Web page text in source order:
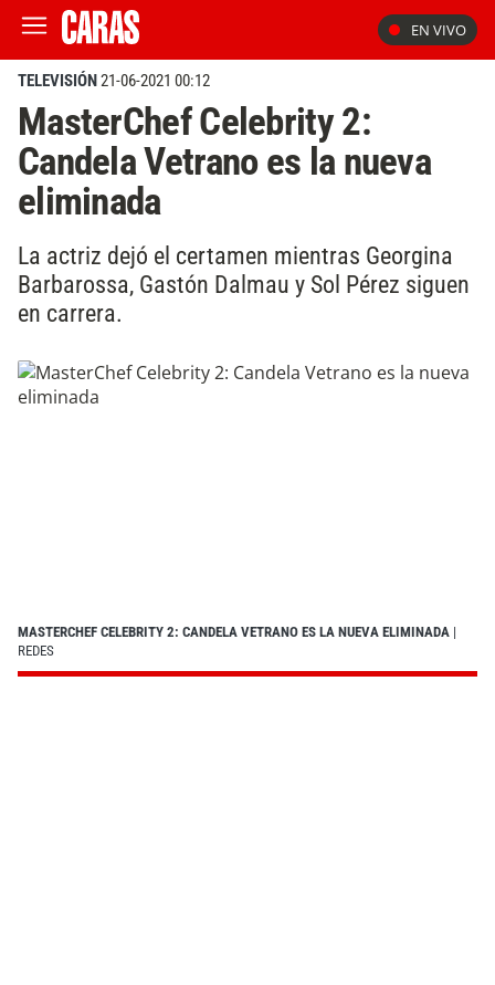
EN VIVO
TELEVISIÓN21-06-2021 00:12
MasterChef Celebrity 2:
Candela Vetrano es la nueva
eliminada
La actriz dejó el certamen mientras Georgina
Barbarossa, Gastón Dalmau y Sol Pérez siguen
en carrera.
MASTERCHEF CELEBRITY 2: CANDELA VETRANO ES LA NUEVA ELIMINADA |
REDES